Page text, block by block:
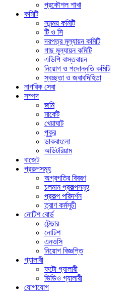
প্রকৌশল শাখা
কমিটি
সমন্ময় কমিটি
টি ও সি
দরপত্র মূল্যায়ন কমিটি
গাছ মূল্যায়ন কমিটি
এডিপি বাস্তবায়ন
নিয়োগ ও পদোন্নতি কমিটি
স্বচ্ছতা ও জবাবদিহিতা
নাগরিক সেবা
সম্পদ
জমি
মার্কেট
খেয়াঘাট
পুকুর
ডাকবাংলো
অডিটরিয়াম
বাজেট
প্রকল্পসমূহ
অগ্রগতির বিবরণ
চলমান প্রকল্পসমূহ
প্রকল্প পরিদর্শন
ত্রাণ কর্মসুচী
নোটিশ বোর্ড
টেন্ডার
নোটিশ
এনওসি
নিয়োগ বিজ্ঞপ্তি
গ্যালারী
ফটো গ্যালারী
ভিডিও গ্যালারী
যোগাযোগ